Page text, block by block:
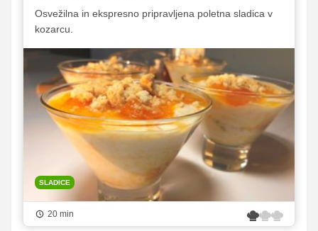
Osvežilna in ekspresno pripravljena poletna sladica v
kozarcu.
SLADICE
20 min